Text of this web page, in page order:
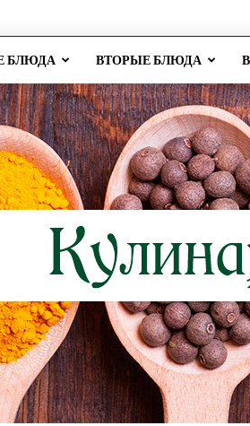
БЛЮДА ВТОРЫЕ БЛЮДА